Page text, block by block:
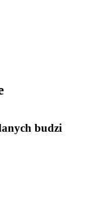
budzi